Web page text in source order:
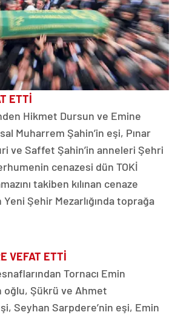
ETTİ
Hikmet Dursun ve Emine
Muharrem Şahin’in eşi, Pınar
ve Saffet Şahin’in anneleri Şehri
cenazesi dün TOKİ
takiben kılınan cenaze
Yeni Şehir Mezarlığında toprağa
VEFAT ETTİ
Tornacı Emin
oğlu, Şükrü ve Ahmet
Seyhan Sarpdere’nin eşi, Emin